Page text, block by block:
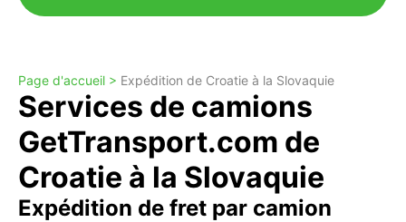
Page d'accueil > Expédition de Croatie à la Slovaquie
Services de camions
GetTransport.com de
Croatie à la Slovaquie
Expédition de fret par camion